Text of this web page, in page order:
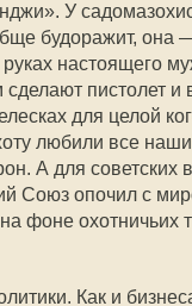
У
будоражит,
настоящего
сделают пистолет
для целой
любили все
А для советских
Союз опочил с
фоне
Как и